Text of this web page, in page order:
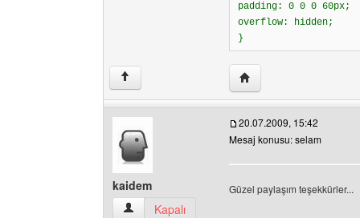
padding: 0 0 0 60px;
overflow: hidden;
}
↑ Yazarın web sitesini
kaidem
kaidem Kullanıcının profilini görüntüle
Kapalı
20.07.2009, 15:42
Mesaj konusu: selam
Güzel paylaşım teşekkürler...